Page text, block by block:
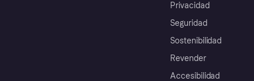
Privacidad
Seguridad
Sostenibilidad
Revender
Accesibilidad